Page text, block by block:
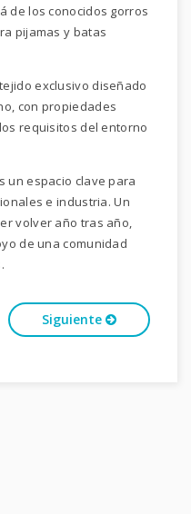
de los conocidos gorros
pijamas y batas
exclusivo diseñado
con propiedades
requisitos del entorno
un espacio clave para
e industria. Un
volver año tras año,
de una comunidad
Siguiente